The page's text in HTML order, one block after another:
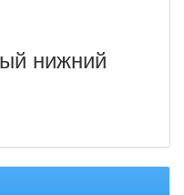
нижний